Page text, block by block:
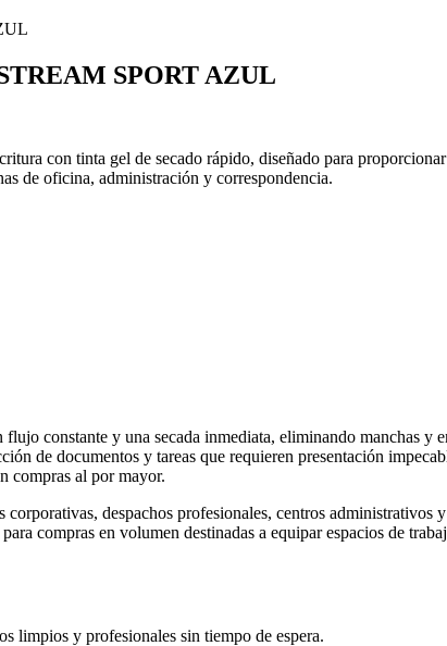
SPORT AZUL
con tinta gel de secado rápido, diseñado para
de oficina, administración y correspondencia.
constante y una secada inmediata, eliminando manchas y
de documentos y tareas que requieren presentación
compras al por mayor.
despachos profesionales, centros
compras en volumen destinadas a equipar espacios de
limpios y profesionales sin tiempo de espera.